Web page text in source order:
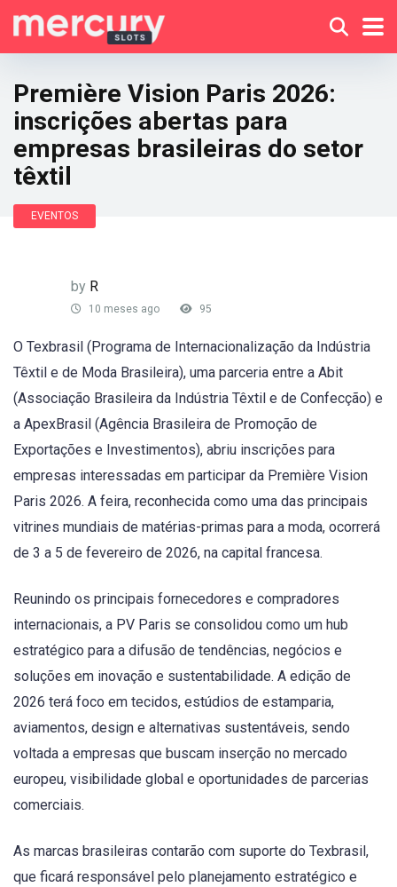
Première Vision Paris 2026:
inscrições abertas para
empresas brasileiras do setor
têxtil
EVENTOS
by R
10 meses ago 95
O Texbrasil (Programa de Internacionalização da Indústria
Têxtil e de Moda Brasileira), uma parceria entre a Abit
(Associação Brasileira da Indústria Têxtil e de Confecção) e
a ApexBrasil (Agência Brasileira de Promoção de
Exportações e Investimentos), abriu inscrições para
empresas interessadas em participar da Première Vision
Paris 2026. A feira, reconhecida como uma das principais
vitrines mundiais de matérias-primas para a moda, ocorrerá
de 3 a 5 de fevereiro de 2026, na capital francesa.
Reunindo os principais fornecedores e compradores
internacionais, a PV Paris se consolidou como um hub
estratégico para a difusão de tendências, negócios e
soluções em inovação e sustentabilidade. A edição de
2026 terá foco em tecidos, estúdios de estamparia,
aviamentos, design e alternativas sustentáveis, sendo
voltada a empresas que buscam inserção no mercado
europeu, visibilidade global e oportunidades de parcerias
comerciais.
As marcas brasileiras contarão com suporte do Texbrasil,
que ficará responsável pelo planejamento estratégico e